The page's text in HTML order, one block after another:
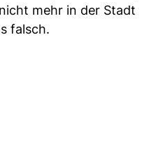
mehr in der Stadt
falsch.